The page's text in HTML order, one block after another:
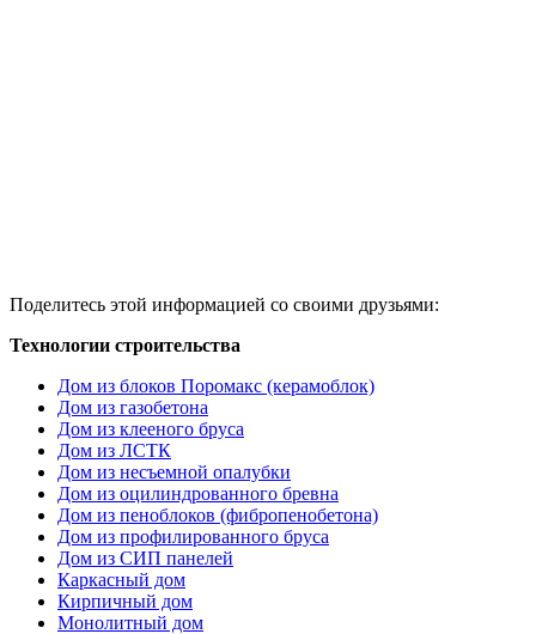
Поделитесь этой информацией со своими друзьями:
Технологии строительства
Дом из блоков Поромакс (керамоблок)
Дом из газобетона
Дом из клееного бруса
Дом из ЛСТК
Дом из несъемной опалубки
Дом из оцилиндрованного бревна
Дом из пеноблоков (фибропенобетона)
Дом из профилированного бруса
Дом из СИП панелей
Каркасный дом
Кирпичный дом
Монолитный дом